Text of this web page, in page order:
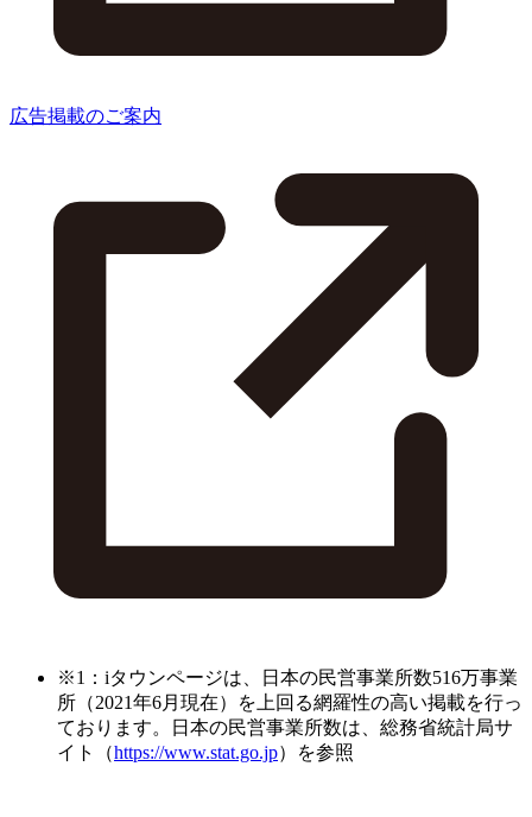
広告掲載のご案内
※1：iタウンページは、日本の民営事業所数516万事業
所（2021年6月現在）を上回る網羅性の高い掲載を行っ
ております。日本の民営事業所数は、総務省統計局サ
イト（https://www.stat.go.jp）を参照